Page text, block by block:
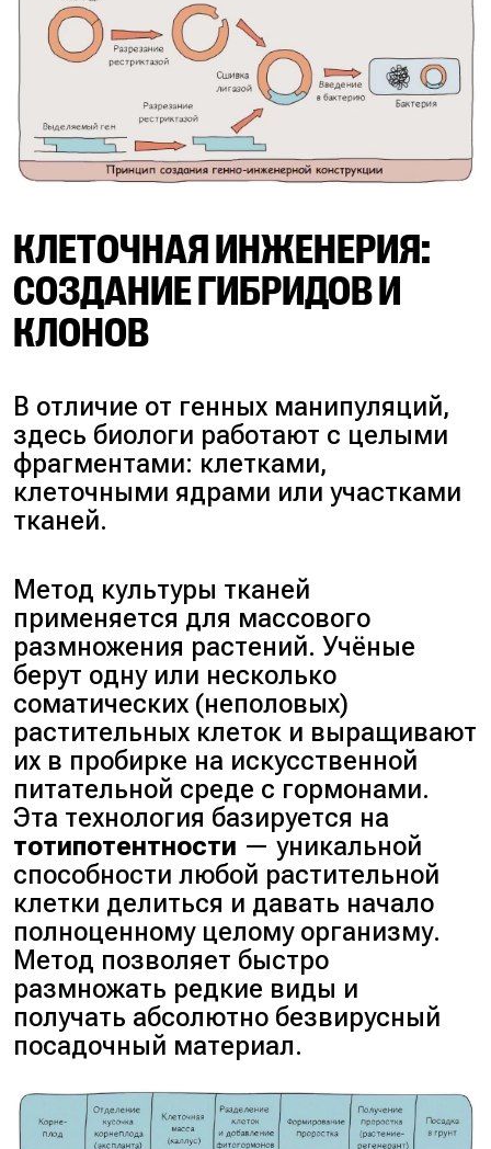
КЛЕТОЧНАЯ ИНЖЕНЕРИЯ:
СОЗДАНИЕ ГИБРИДОВ И
КЛОНОВ
В отличие от генных манипуляций,
здесь биологи работают с целыми
фрагментами: клетками,
клеточными ядрами или участками
тканей.
Метод культуры тканей
применяется для массового
размножения растений. Учёные
берут одну или несколько
соматических (неполовых)
растительных клеток и выращивают
их в пробирке на искусственной
питательной среде с гормонами.
Эта технология базируется на
тотипотентности — уникальной
способности любой растительной
клетки делиться и давать начало
полноценному целому организму.
Метод позволяет быстро
размножать редкие виды и
получать абсолютно безвирусный
посадочный материал.